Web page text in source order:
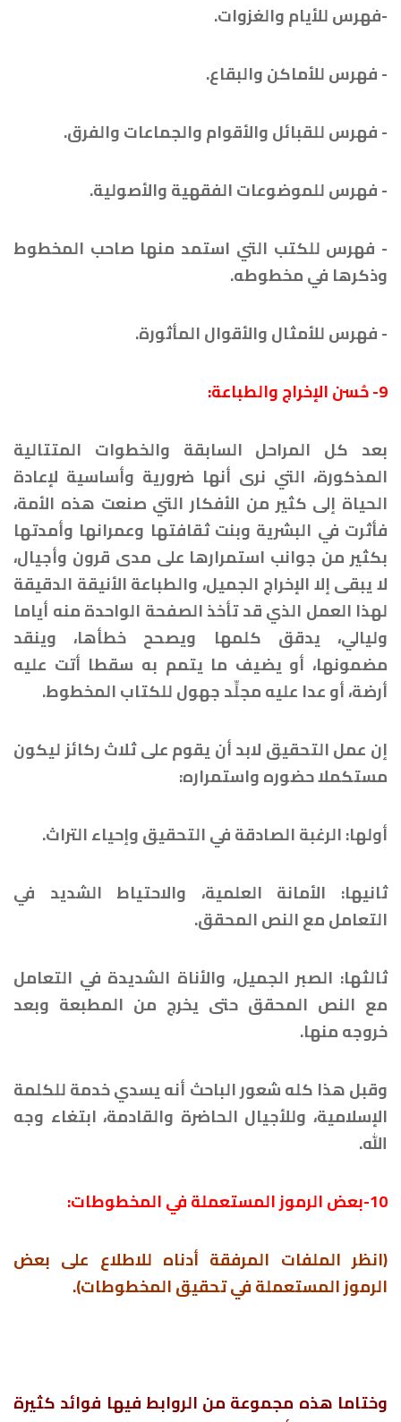
-فهرس للأيام والغزوات.
- فهرس للأماكن والبقاع.
- فهرس للقبائل والأقوام والجماعات والفرق.
- فهرس للموضوعات الفقهية والأصولية.
- فهرس للكتب التي استمد منها صاحب المخطوط
وذكرها في مخطوطه.
- فهرس للأمثال والأقوال المأثورة.
9- حُسن الإخراج والطباعة:
بعد كل المراحل السابقة والخطوات المتتالية
المذكورة، التي نرى أنها ضرورية وأساسية لإعادة
الحياة إلى كثير من الأفكار التي صنعت هذه الأمة،
فأثرت في البشرية وبنت ثقافتها وعمرانها وأمدتها
بكثير من جوانب استمرارها على مدى قرون وأجيال،
لا يبقى إلا الإخراج الجميل، والطباعة الأنيقة الدقيقة
لهذا العمل الذي قد تأخذ الصفحة الواحدة منه أياما
وليالي، يدقق كلمها ويصحح خطأها، وينقد
مضمونها، أو يضيف ما يتمم به سقطا أتت عليه
أرضة، أو عدا عليه مجلِّد جهول للكتاب المخطوط.
إن عمل التحقيق لابد أن يقوم على ثلاث ركائز ليكون
مستكملا حضوره واستمراره:
أولها: الرغبة الصادقة في التحقيق وإحياء التراث.
ثانيها: الأمانة العلمية، والاحتياط الشديد في
التعامل مع النص المحقق.
ثالثها: الصبر الجميل، والأناة الشديدة في التعامل
مع النص المحقق حتى يخرج من المطبعة وبعد
خروجه منها.
وقبل هذا كله شعور الباحث أنه يسدي خدمة للكلمة
الإسلامية، وللأجيال الحاضرة والقادمة، ابتغاء وجه
الله.
10-بعض الرموز المستعملة في المخطوطات:
(انظر الملفات المرفقة أدناه للاطلاع على بعض
الرموز المستعملة في تحقيق المخطوطات).
وختاما هذه مجموعة من الروابط فيها فوائد كثيرة